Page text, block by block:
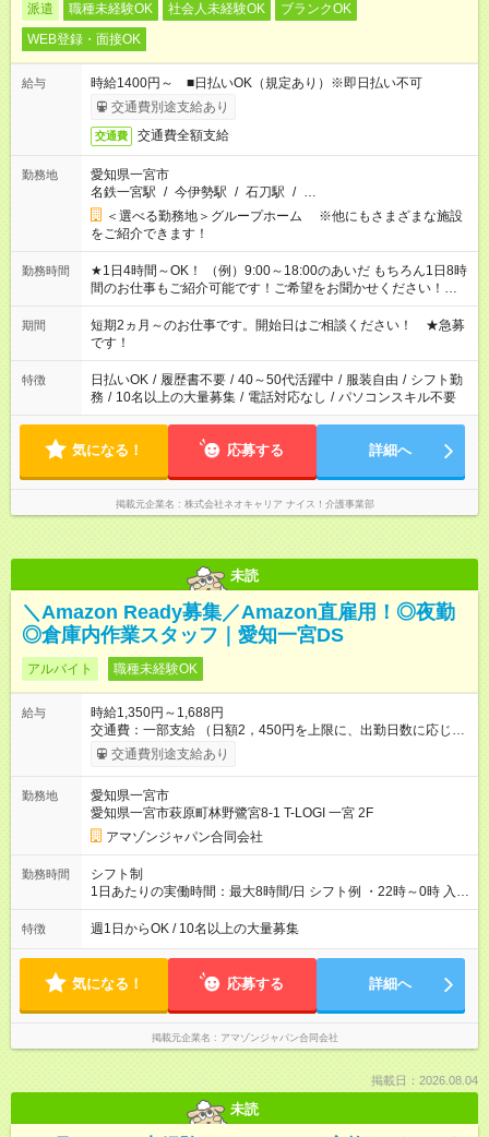
派遣 職種未経験OK 社会人未経験OK
ブランクOK
WEB登録・面接OK
給与
時給1400円～ ■日払いOK（規定あり）※即日払い不可
交通費別途支給あり
交通費 交通費全額支給
勤務地
愛知県一宮市
名鉄一宮駅 / 今伊勢駅 / 石刀駅 / …
＜選べる勤務地＞グループホーム ※他にもさまざまな施設
をご紹介できます！
勤務時間
★1日4時間～OK！ （例）9:00～18:00のあいだ もちろん1日8時
間のお仕事もご紹介可能です！ご希望をお聞かせください！★家
庭の都合でお休みが必要な場合も遠慮なくご相談ください。 ※
週最低15時間以上の勤務が必要です
期間
短期2ヵ月～のお仕事です。開始日はご相談ください！ ★急募
です！
特徴 日払いOK / 履歴書不要 / 40～50代活躍中 / 服装自由 / シフト勤
務 / 10名以上の大量募集 / 電話対応なし / パソコンスキル不要
気になる！ 応募する 詳細へ
掲載元企業名 株式会社ネオキャリア ナイス！介護事業部
未読
＼Amazon Ready募集／Amazon直雇用！◎夜勤
◎倉庫内作業スタッフ｜愛知一宮DS
アルバイト 職種未経験OK
給与
時給1,350円～1,688円
交通費：一部支給 （日額2，450円を上限に、出勤日数に応じて
実費支給） ※22:00～翌5:00までは時給25%UP！ ■給与前払い
制度あり ※前払い額の上限あり、手数料無料（Amazon負担）
交通費別途支給あり
勤務地
愛知県一宮市
愛知県一宮市萩原町林野鷺宮8-1 T-LOGI 一宮 2F
アマゾンジャパン合同会社
勤務時間
シフト制
1日あたりの実働時間：最大8時間/日 シフト例 ・22時～0時 入社
後、就業可能シフトをご確認の上、申請してください。
特徴 週1日からOK / 10名以上の大量募集
気になる！ 応募する 詳細へ
掲載元企業名 アマゾンジャパン合同会社
掲載日：2026.08.04
未読